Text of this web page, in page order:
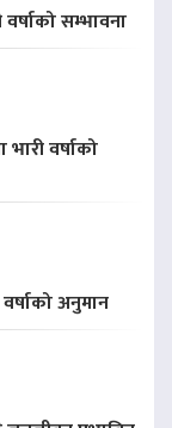
सम्भावना
वर्षाको
अनुमान